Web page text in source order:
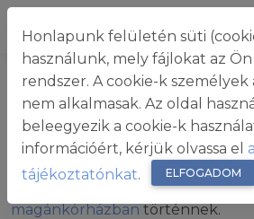
Dr. Hunya Zsolt
Műtétek
A magán finanszírozott műtétek
magánkórházbantörténnek.
Honlapunk felületén süti
használunk, mely fájlokat az
rendszer. A cookie-k személyek
nem alkalmasak. Az oldal
beleegyezik a cookie-k
információért, kérjük olvassa el
tájékoztatónkat. ELFOGADOM